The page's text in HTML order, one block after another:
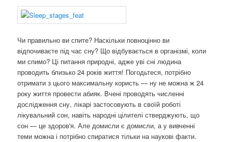
Чи правильно ви спите? Наскільки повноцінно ви
відпочиваєте під час сну? Що відбувається в організмі, коли
ми спимо? Ці питання природні, адже уві сні людина
проводить близько 24 років життя! Погодьтеся, потрібно
отримати з цього максимальну користь — ну не можна ж 24
року життя провести абияк. Вчені проводять численні
дослідження сну, лікарі застосовують в своїй роботі
лікувальний сон, навіть народні цілителі стверджують, що
сон — це здоров'я. Але домисли є домисли, а у вивченні
теми можна і потрібно спиратися тільки на наукові факти.